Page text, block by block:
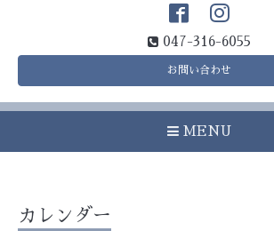
047-316-6055
お問い合わせ
MENU
カレンダー